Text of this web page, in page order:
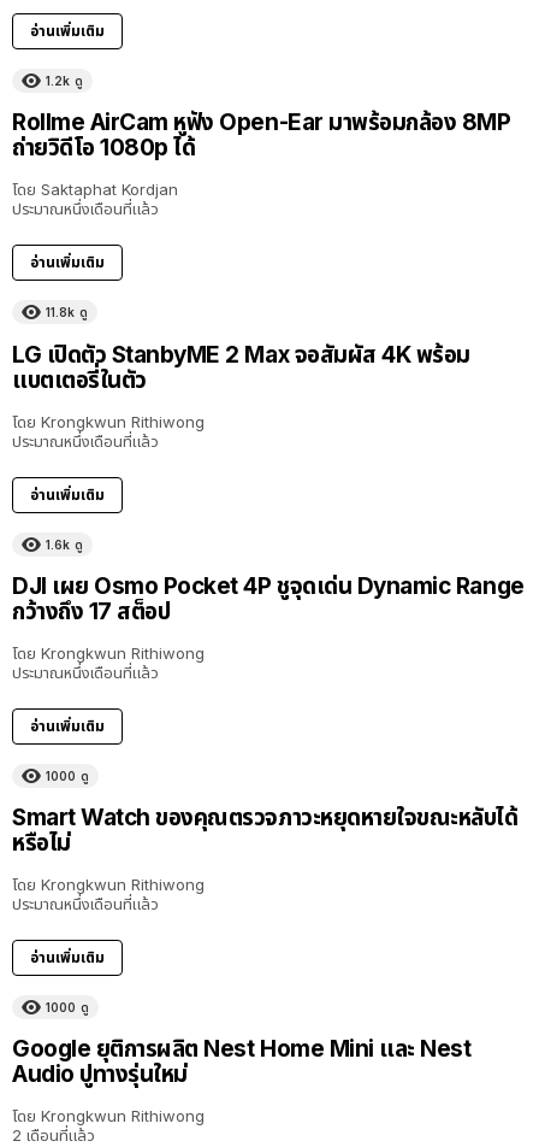
อ่านเพิ่มเติม
1.2k ดู
Rollme AirCam หูฟัง Open-Ear มาพร้อมกล้อง 8MP
ถ่ายวิดีโอ 1080p ได้
โดย Saktaphat Kordjan
ประมาณหนึ่งเดือนที่แล้ว
อ่านเพิ่มเติม
11.8k ดู
LG เปิดตัว StanbyME 2 Max จอสัมผัส 4K พร้อม
แบตเตอรี่ในตัว
โดย Krongkwun Rithiwong
ประมาณหนึ่งเดือนที่แล้ว
อ่านเพิ่มเติม
1.6k ดู
DJI เผย Osmo Pocket 4P ชูจุดเด่น Dynamic Range
กว้างถึง 17 สต็อป
โดย Krongkwun Rithiwong
ประมาณหนึ่งเดือนที่แล้ว
อ่านเพิ่มเติม
1000 ดู
Smart Watch ของคุณตรวจภาวะหยุดหายใจขณะหลับได้
หรือไม่
โดย Krongkwun Rithiwong
ประมาณหนึ่งเดือนที่แล้ว
อ่านเพิ่มเติม
1000 ดู
Google ยุติการผลิต Nest Home Mini และ Nest
Audio ปูทางรุ่นใหม่
โดย Krongkwun Rithiwong
2 เดือนที่แล้ว